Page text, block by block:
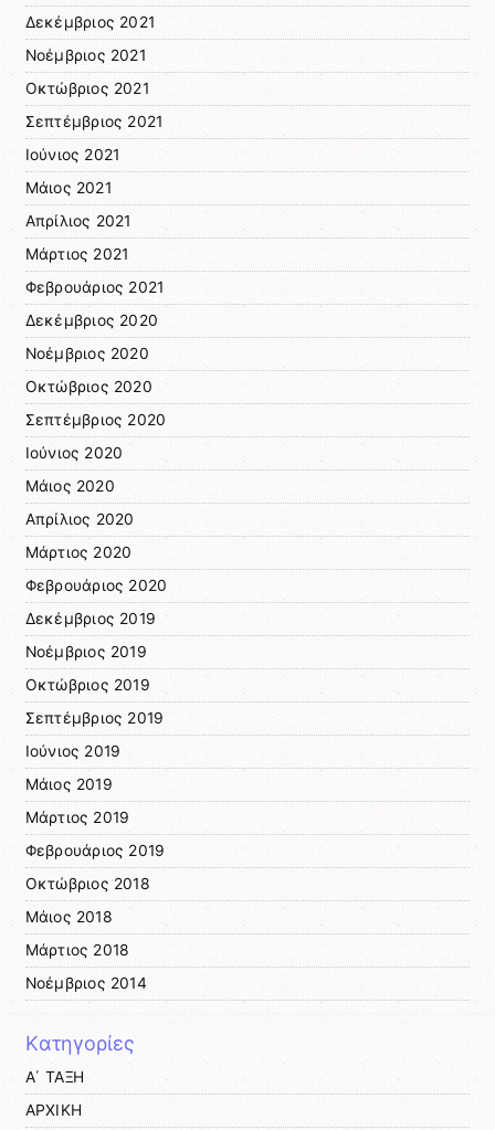
Δεκέμβριος 2021
Νοέμβριος 2021
Οκτώβριος 2021
Σεπτέμβριος 2021
Ιούνιος 2021
Μάιος 2021
Απρίλιος 2021
Μάρτιος 2021
Φεβρουάριος 2021
Δεκέμβριος 2020
Νοέμβριος 2020
Οκτώβριος 2020
Σεπτέμβριος 2020
Ιούνιος 2020
Μάιος 2020
Απρίλιος 2020
Μάρτιος 2020
Φεβρουάριος 2020
Δεκέμβριος 2019
Νοέμβριος 2019
Οκτώβριος 2019
Σεπτέμβριος 2019
Ιούνιος 2019
Μάιος 2019
Μάρτιος 2019
Φεβρουάριος 2019
Οκτώβριος 2018
Μάιος 2018
Μάρτιος 2018
Νοέμβριος 2014
Kατηγορίες
Α΄ ΤΑΞΗ
ΑΡΧΙΚΗ